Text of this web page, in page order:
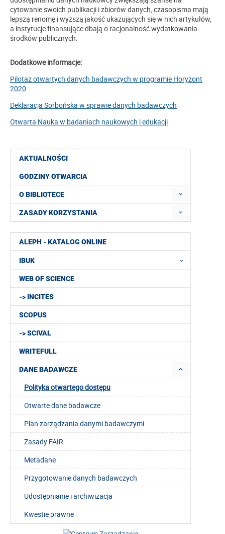
AKTUALNOŚCI
GODZINY OTWARCIA
O BIBLIOTECE
ZASADY KORZYSTANIA
ALEPH - KATALOG ONLINE
IBUK
WEB OF SCIENCE
-> INCITES
SCOPUS
-> SCIVAL
WRITEFULL
DANE BADAWCZE
Polityka otwartego dostępu
Otwarte dane badawcze
Plan zarządzania danymi badawczymi
Zasady FAIR
Metadane
Przygotowanie danych badawczych
Udostępnianie i archiwizacja
Kwestie prawne
cytowanie swoich publikacji i zbiorów danych, czasopisma mają
lepszą renomę i wyższą jakość ukazujących się w nich artykułów,
a instytucje finansujące dbają o racjonalność wydatkowania
środków publicznych.
Dodatkowe informacje:
Pilotaż otwartych danych badawczych w programie Horyzont
2020
Deklaracja Sorbońska w sprawie danych badawczych
Otwarta Nauka w badaniach naukowych i edukacji